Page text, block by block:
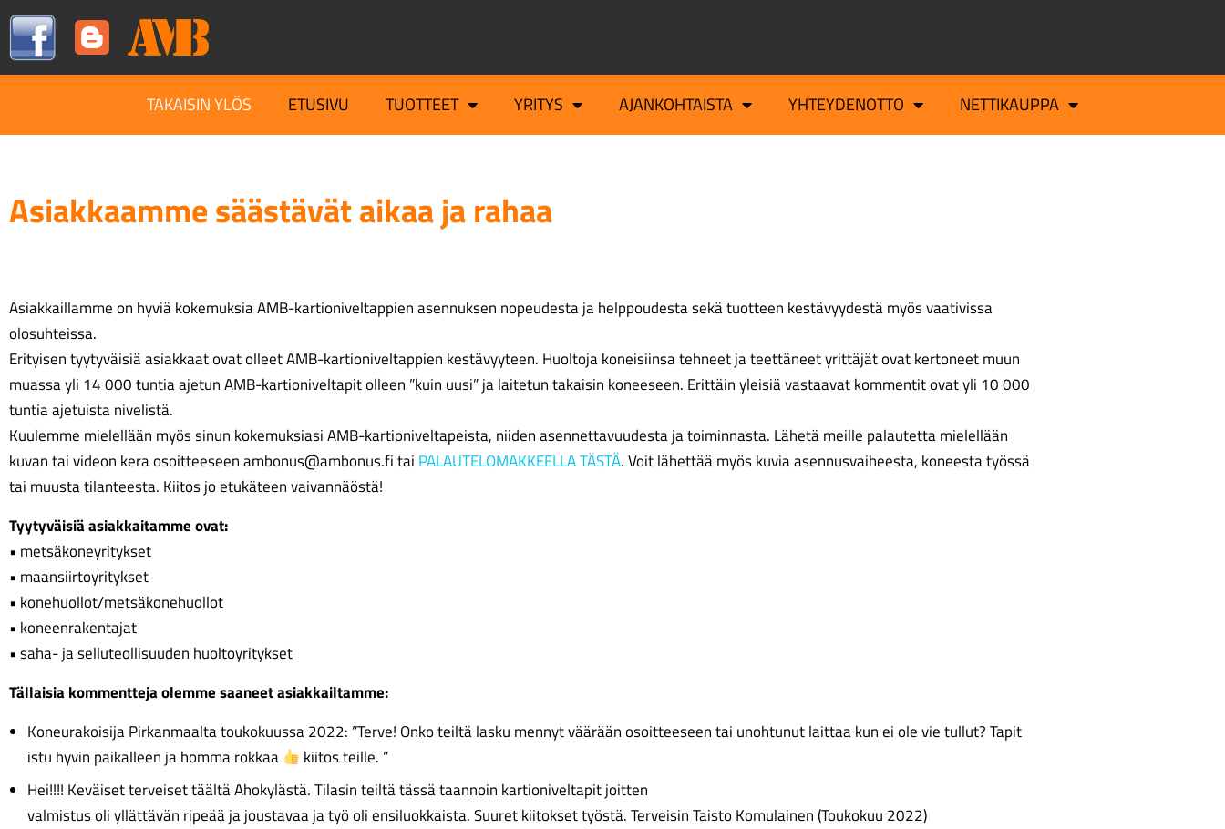
TAKAISIN YLÖS ETUSIVU TUOTTEET YRITYS AJANKOHTAISTA YHTEYDENOTTO NETTIKAUPPA
Asiakkaamme säästävät aikaa ja rahaa
Asiakkaillamme on hyviä kokemuksia AMB-kartioniveltappien asennuksen nopeudesta ja helppoudesta sekä tuotteen kestävyydestä myös vaativissa
olosuhteissa.
Erityisen tyytyväisiä asiakkaat ovat olleet AMB-kartioniveltappien kestävyyteen. Huoltoja koneisiinsa tehneet ja teettäneet yrittäjät ovat kertoneet muun
muassa yli 14 000 tuntia ajetun AMB-kartioniveltapit olleen ”kuin uusi” ja laitetun takaisin koneeseen. Erittäin yleisiä vastaavat kommentit ovat yli 10 000
tuntia ajetuista nivelistä.
Kuulemme mielellään myös sinun kokemuksiasi AMB-kartioniveltapeista, niiden asennettavuudesta ja toiminnasta. Lähetä meille palautetta mielellään
kuvan tai videon kera osoitteeseen ambonus@ambonus.fi tai PALAUTELOMAKKEELLA TÄSTÄ. Voit lähettää myös kuvia asennusvaiheesta, koneesta työssä
tai muusta tilanteesta. Kiitos jo etukäteen vaivannäöstä!
Tyytyväisiä asiakkaitamme ovat:
• metsäkoneyritykset
• maansiirtoyritykset
• konehuollot/metsäkonehuollot
• koneenrakentajat
• saha- ja selluteollisuuden huoltoyritykset
Tällaisia kommentteja olemme saaneet asiakkailtamme:
Koneurakoisija Pirkanmaalta toukokuussa 2022: ”Terve! Onko teiltä lasku mennyt väärään osoitteeseen tai unohtunut laittaa kun ei ole vie tullut? Tapit
istu hyvin paikalleen ja homma rokkaa
kiitos teille. ”
Hei!!!! Keväiset terveiset täältä Ahokylästä. Tilasin teiltä tässä taannoin kartioniveltapit joitten
valmistus oli yllättävän ripeää ja joustavaa ja työ oli ensiluokkaista. Suuret kiitokset työstä. Terveisin Taisto Komulainen (Toukokuu 2022)